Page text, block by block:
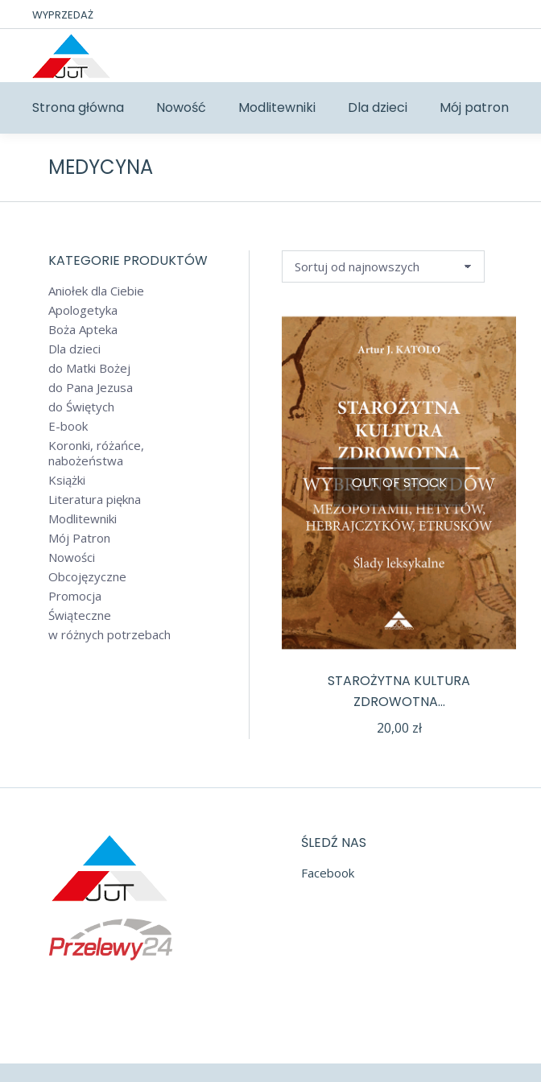
WYPRZEDAŻ
Strona główna Nowość Modlitewniki Dla dzieci Mój patron
MEDYCYNA
OUT OF STOCK
STAROŻYTNA KULTURA
ZDROWOTNA…
20,00 zł
KATEGORIE PRODUKTÓW
Aniołek dla Ciebie
Apologetyka
Boża Apteka
Dla dzieci
do Matki Bożej
do Pana Jezusa
do Świętych
E-book
Koronki, różańce,
nabożeństwa
Książki
Literatura piękna
Modlitewniki
Mój Patron
Nowości
Obcojęzyczne
Promocja
Świąteczne
w różnych potrzebach
ŚLEDŹ NAS
Facebook